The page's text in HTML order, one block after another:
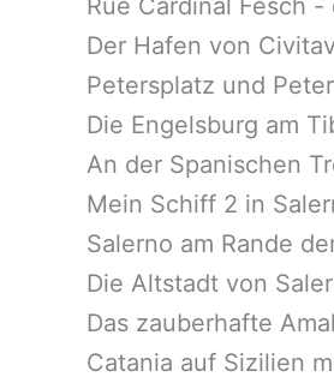
Rue Cardinal Fesch
Der Hafen von
Petersplatz und
Die Engelsburg am
An der Spanischen
Mein Schiff 2 in
Salerno am Rande
Die Altstadt von
Das zauberhafte
Catania auf Sizilien